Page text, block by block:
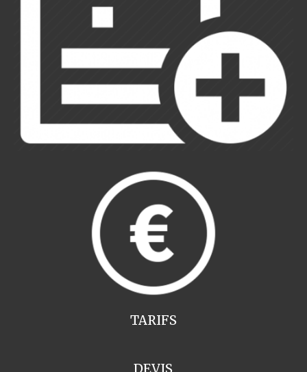
TARIFS
DEVIS